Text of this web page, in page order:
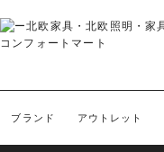
ブランド アウトレット